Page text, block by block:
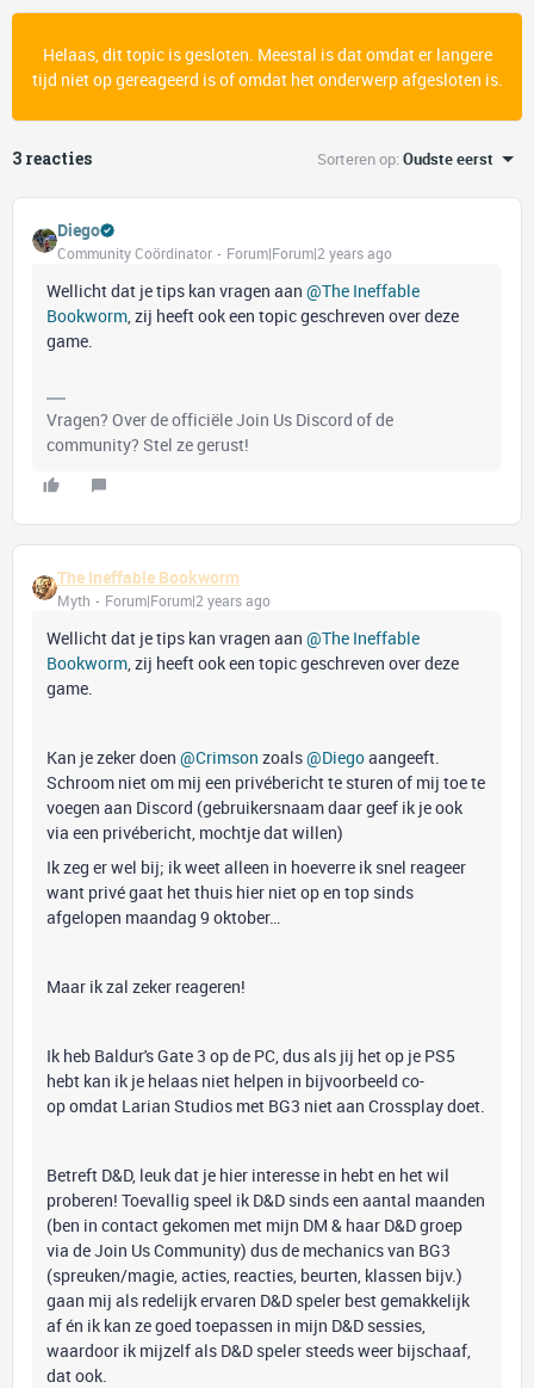
Helaas, dit topic is gesloten. Meestal is dat omdat er langere
tijd niet op gereageerd is of omdat het onderwerp afgesloten is.
3 reacties Sorteren op:Oudste eerst
Diego
Community Coördinator Forum|Forum|2 years ago
Wellicht dat je tips kan vragen aan @The Ineffable
Bookworm, zij heeft ook een topic geschreven over deze
game.
Vragen? Over de officiële Join Us Discord of de
community? Stel ze gerust!
The Ineffable Bookworm
Myth Forum|Forum|2 years ago
Wellicht dat je tips kan vragen aan @The Ineffable
Bookworm, zij heeft ook een topic geschreven over deze
game.
Kan je zeker doen @Crimson zoals@Diegoaangeeft.
Schroom niet om mij een privébericht te sturen of mij toe te
voegen aan Discord (gebruikersnaam daar geef ik je ook
via een privébericht, mochtje dat willen)
Ik zeg er wel bij; ik weet alleen in hoeverre ik snel reageer
want privé gaat het thuis hier niet op en top sinds
afgelopen maandag 9 oktober…
Maar ik zal zeker reageren!
Ik heb Baldur's Gate 3 op de PC, dus als jij het op je PS5
hebt kan ik je helaas niet helpen in bijvoorbeeld co-
op omdat Larian Studios met BG3 niet aan Crossplay doet.
Betreft D&D, leuk dat je hier interesse in hebt en het wil
proberen! Toevallig speel ik D&D sinds een aantal maanden
(ben in contact gekomen met mijn DM & haar D&D groep
via de Join Us Community) dus de mechanics van BG3
(spreuken/magie, acties, reacties, beurten, klassen bijv.)
gaan mij als redelijk ervaren D&D speler best gemakkelijk
af én ik kan ze goed toepassen in mijn D&D sessies,
waardoor ik mijzelf als D&D speler steeds weer bijschaaf,
dat ook.